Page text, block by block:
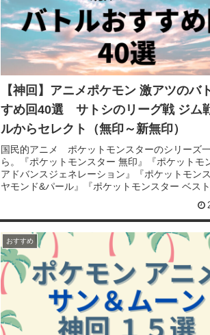
【神回】アニメポケモン 激アツのバ
すめ回40選 サトシのリーグ戦 ジム
ルからセレクト（無印～新無印）
国民的アニメ ポケットモンスターのシリーズ
ら。『ポケットモンスター 無印』『ポケットモ
アドバンスジェネレーション』『ポケットモン
ヤモンド&パール』『ポケットモンスター ベスト
おすすめ